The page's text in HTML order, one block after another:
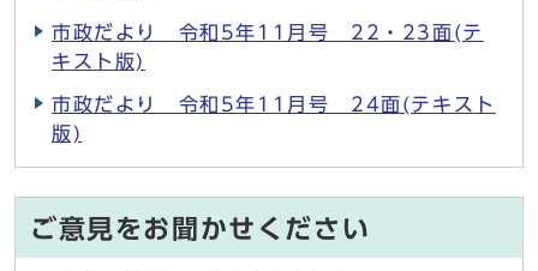
市政だより 令和5年11月号 22・23面(テ
キスト版)
市政だより 令和5年11月号 24面(テキスト
版)
ご意見をお聞かせください